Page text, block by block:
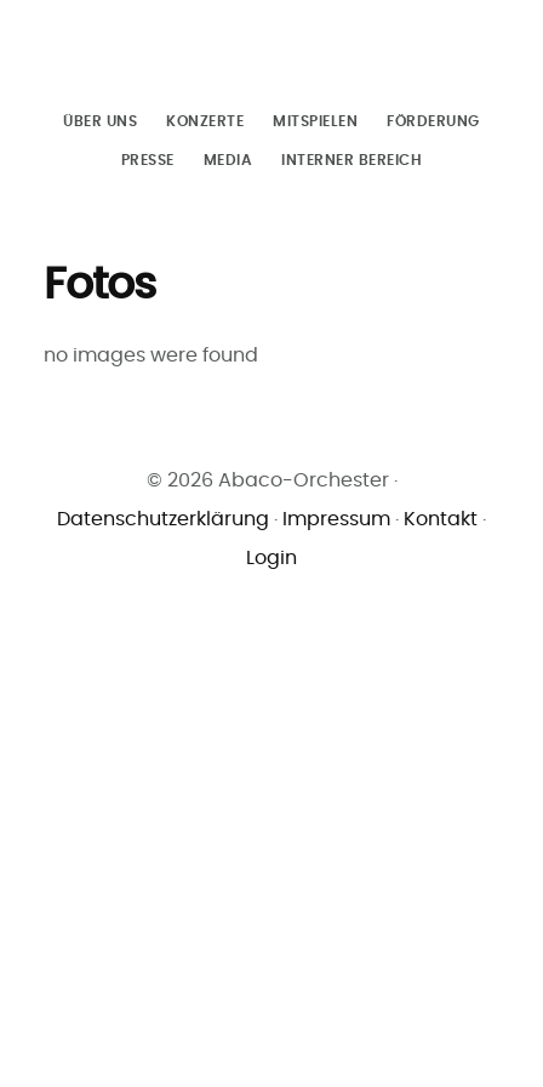
ÜBER UNS KONZERTE MITSPIELEN FÖRDERUNG
PRESSE MEDIA INTERNER BEREICH
Fotos
no images were found
© 2026 Abaco-Orchester ·
Datenschutzerklärung · Impressum · Kontakt ·
Login